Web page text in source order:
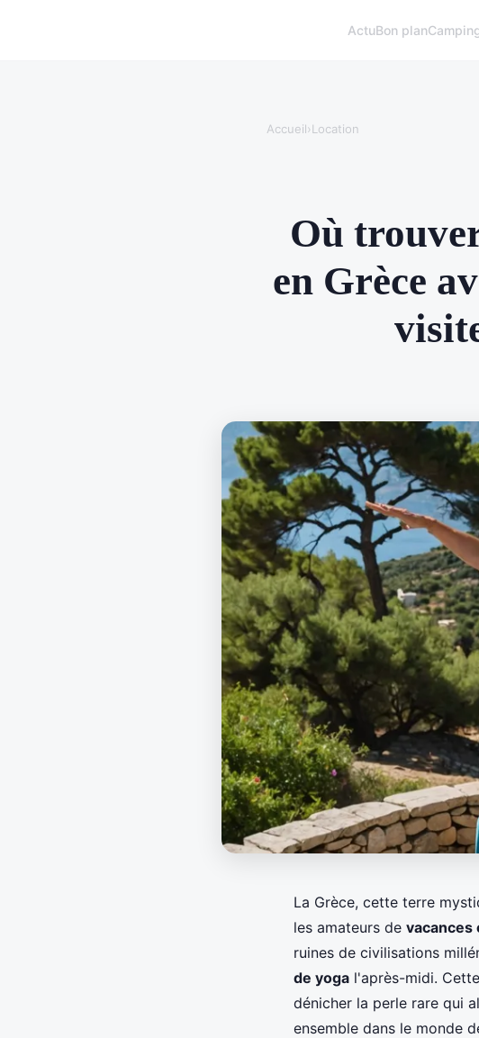
ActuBon plan
Accueil›Location
Où
en Grèce
La Grèce, cette terre
les amateurs de vacances
ruines de civilisations
de yoga l'après-midi.
dénicher la perle rare qui
ensemble dans le monde